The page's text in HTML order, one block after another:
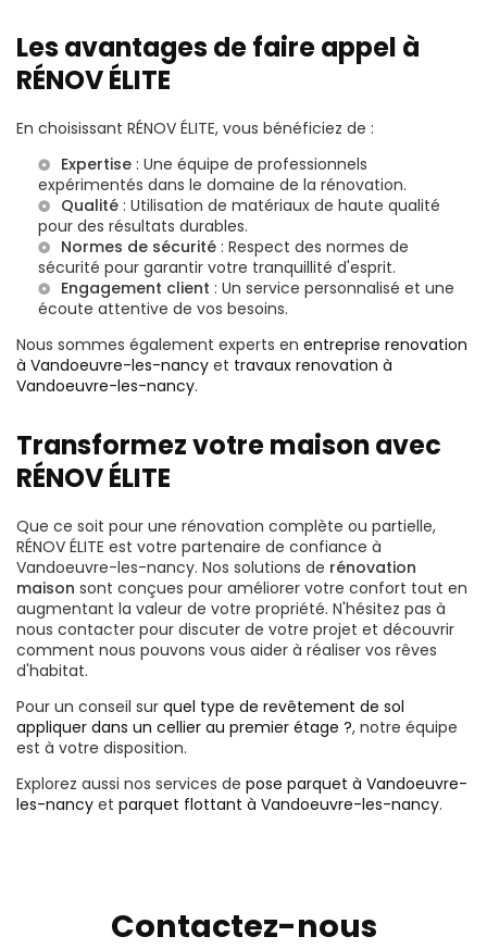
Les avantages de faire appel à
RÉNOV ÉLITE
En choisissant RÉNOV ÉLITE, vous bénéficiez de :
Expertise : Une équipe de professionnels
expérimentés dans le domaine de la rénovation.
Qualité : Utilisation de matériaux de haute qualité
pour des résultats durables.
Normes de sécurité : Respect des normes de
sécurité pour garantir votre tranquillité d'esprit.
Engagement client : Un service personnalisé et une
écoute attentive de vos besoins.
Nous sommes également experts en entreprise renovation
à Vandoeuvre-les-nancy et travaux renovation à
Vandoeuvre-les-nancy.
Transformez votre maison avec
RÉNOV ÉLITE
Que ce soit pour une rénovation complète ou partielle,
RÉNOV ÉLITE est votre partenaire de confiance à
Vandoeuvre-les-nancy. Nos solutions de rénovation
maison sont conçues pour améliorer votre confort tout en
augmentant la valeur de votre propriété. N'hésitez pas à
nous contacter pour discuter de votre projet et découvrir
comment nous pouvons vous aider à réaliser vos rêves
d'habitat.
Pour un conseil sur quel type de revêtement de sol
appliquer dans un cellier au premier étage ?, notre équipe
est à votre disposition.
Explorez aussi nos services de pose parquet à Vandoeuvre-
les-nancy et parquet flottant à Vandoeuvre-les-nancy.
Contactez-nous